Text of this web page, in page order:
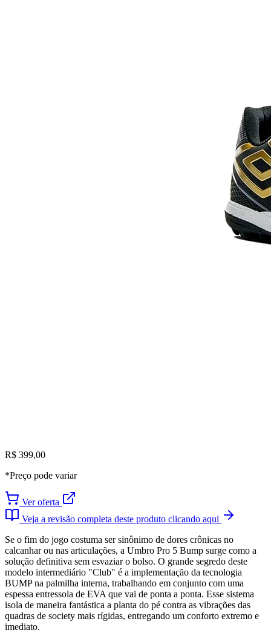
R$ 399,00
*Preço pode variar
Ver oferta
Veja a revisão completa deste produto clicando aqui
Se o fim do jogo costuma ser sinônimo de dores crônicas no
calcanhar ou nas articulações, a Umbro Pro 5 Bump surge como a
solução definitiva sem esvaziar o bolso. O grande segredo deste
modelo intermediário "Club" é a implementação da tecnologia
BUMP na palmilha interna, trabalhando em conjunto com uma
espessa entressola de EVA que vai de ponta a ponta. Esse sistema
isola de maneira fantástica a planta do pé contra as vibrações das
quadras de society mais rígidas, entregando um conforto extremo e
imediato.